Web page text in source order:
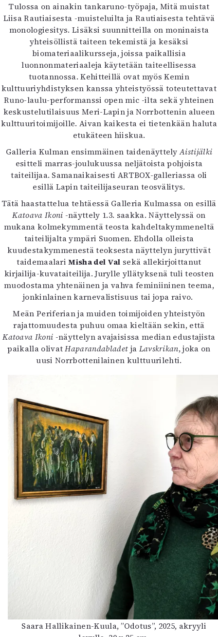
Tulossa on ainakin tankaruno-työpaja, Mitä muistat
Liisa Rautiaisesta -muisteluilta ja Rautiaisesta tehtävä
monologiesitys. Lisäksi suunnitteilla on moninaista
yhteisöllistä taiteen tekemistä ja kesäksi
biomateriaalikursseja, joissa paikallisia
luonnonmateriaaleja käytetään taiteellisessa
tuotannossa. Kehitteillä ovat myös Kemin
kulttuuriyhdistyksen kanssa yhteistyössä toteutettavat
Runo-laulu-performanssi open mic -ilta sekä yhteinen
keskustelutilaisuus Meri-Lapin ja Norrbottenin alueen
kulttuuritoimijoille. Aivan kaikesta ei tietenkään haluta
etukäteen hiiskua.
Galleria Kulman ensimmäinen taidenäyttelyAistijälki
esitteli marras-joulukuussa neljätoista pohjoista
taiteilijaa. Samanaikaisesti ARTBOX-galleriassa oli
esillä Lapin taiteilijaseuran teosvälitys.
Tätä haastattelua tehtäessä Galleria Kulmassa on esillä
Katoava Ikoni -näyttely 1.3. saakka. Näyttelyssä on
mukana kolmekymmentä teosta kahdeltakymmeneltä
taiteilijalta ympäri Suomen. Ehdolla olleista
kuudestakymmenestä teoksesta näyttelyn juryttivät
taidemaalariMisha del Val sekä allekirjoittanut
kirjailija-kuvataiteilija. Jurylle yllätyksenä tuli teosten
muodostama yhtenäinen ja vahva feminiininen teema,
jonkinlainen karnevalistisuus tai jopa raivo.
Meän Periferian ja muiden toimijoiden yhteistyön
rajattomuudesta puhuu omaa kieltään sekin, että
Katoava Ikoni -näyttelyn avajaisissa median edustajista
paikalla olivatHaparandabladet ja Lavskrikan, joka on
uusi Norrbottenilainen kulttuurilehti.
Saara Hallikainen-Kuula, ”Odotus”, 2025, akryyli